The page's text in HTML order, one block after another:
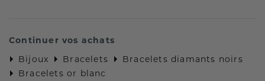
Continuer vos achats
Bijoux
Bracelets
Bracelets diamants noirs
Bracelets or blanc